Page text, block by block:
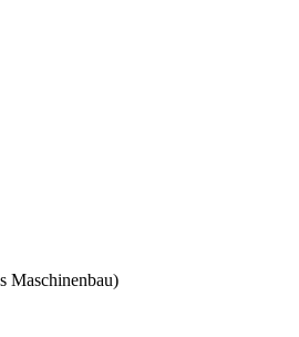
Maschinenbau)